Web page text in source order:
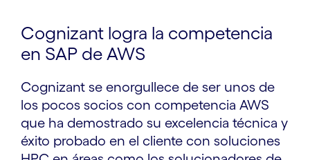
Cognizant logra la competencia
en SAP de AWS
Cognizant se enorgullece de ser unos de
los pocos socios con competencia AWS
que ha demostrado su excelencia técnica y
éxito probado en el cliente con soluciones